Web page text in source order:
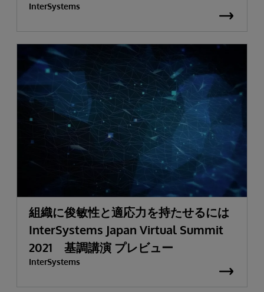
InterSystems
組織に俊敏性と適応力を持たせるには
InterSystems Japan Virtual Summit
2021 基調講演 プレビュー
InterSystems